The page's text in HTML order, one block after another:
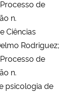
de
n.
Ciências
Rodriguez;
de
n.
psicologia de